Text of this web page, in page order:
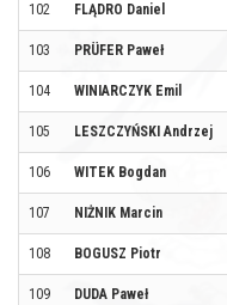
102 FLĄDRO Daniel
103 PRÜFER Paweł
104 WINIARCZYK Emil
105 LESZCZYŃSKI Andrzej
106 WITEK Bogdan
107 NIŻNIK Marcin
108 BOGUSZ Piotr
109 DUDA Paweł